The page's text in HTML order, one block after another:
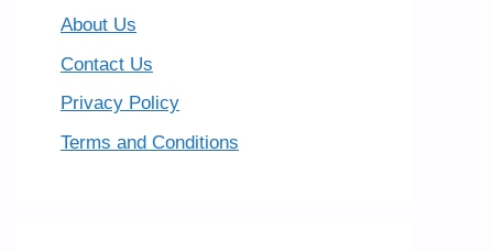
About Us
Contact Us
Privacy Policy
Terms and Conditions